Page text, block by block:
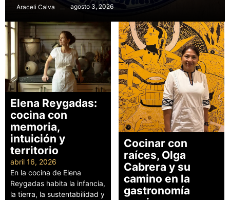
Araceli Calva agosto 3, 2026
Elena Reygadas:
cocina con
memoria,
intuición y
territorio
abril 16, 2026
En la cocina de Elena
Reygadas habita la infancia,
la tierra, la sustentabilidad y
Cocinar con
raíces, Olga
Cabrera y su
camino en la
gastronomía